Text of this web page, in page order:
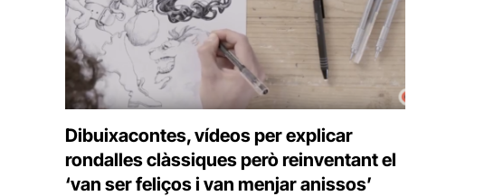
Dibuixacontes, vídeos per explicar
rondalles clàssiques però reinventant el
‘van ser feliços i van menjar anissos’